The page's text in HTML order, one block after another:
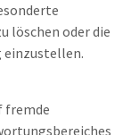
löschen oder die
einzustellen.
fremde